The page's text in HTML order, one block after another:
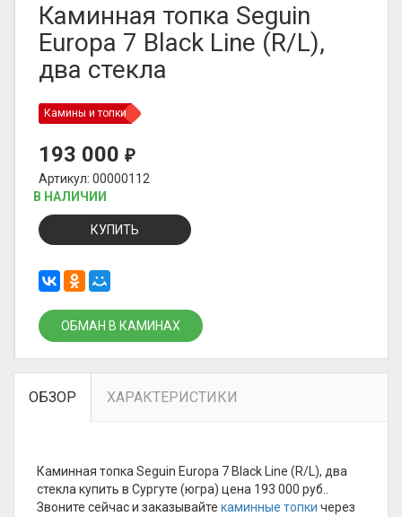
Каминная топка Seguin
Europa 7 Black Line (R/L),
два стекла
Камины и топки
193 000 ₽
Артикул: 00000112
В НАЛИЧИИ
КУПИТЬ
ОБМАН В КАМИНАХ
ОБЗОР ХАРАКТЕРИСТИКИ
Каминная топка Seguin Europa 7 Black Line (R/L), два
стекла купить в Сургуте (югра) цена 193 000 руб..
Звоните сейчас и заказывайте каминные топки через